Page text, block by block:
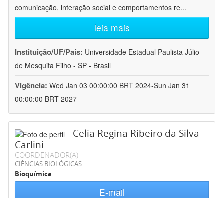
comunicação, interação social e comportamentos re...
leia mais
Instituição/UF/País: Universidade Estadual Paulista Júlio
de Mesquita Filho - SP - Brasil
Vigência: Wed Jan 03 00:00:00 BRT 2024-Sun Jan 31
00:00:00 BRT 2027
Celia Regina Ribeiro da Silva
Carlini
COORDENADOR(A)
CIÊNCIAS BIOLÓGICAS
Bioquímica
E-mail